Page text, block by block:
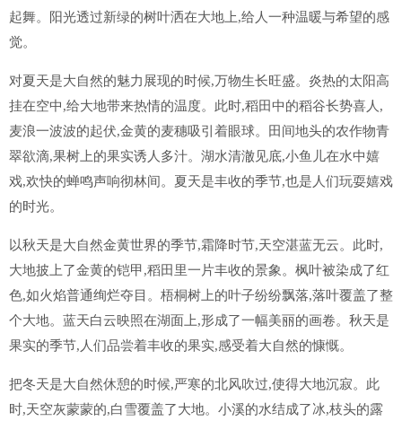
起舞。阳光透过新绿的树叶洒在大地上,给人一种温暖与希望的感
觉。
对夏天是大自然的魅力展现的时候,万物生长旺盛。炎热的太阳高
挂在空中,给大地带来热情的温度。此时,稻田中的稻谷长势喜人,
麦浪一波波的起伏,金黄的麦穗吸引着眼球。田间地头的农作物青
翠欲滴,果树上的果实诱人多汁。湖水清澈见底,小鱼儿在水中嬉
戏,欢快的蝉鸣声响彻林间。夏天是丰收的季节,也是人们玩耍嬉戏
的时光。
以秋天是大自然金黄世界的季节,霜降时节,天空湛蓝无云。此时,
大地披上了金黄的铠甲,稻田里一片丰收的景象。枫叶被染成了红
色,如火焰普通绚烂夺目。梧桐树上的叶子纷纷飘落,落叶覆盖了整
个大地。蓝天白云映照在湖面上,形成了一幅美丽的画卷。秋天是
果实的季节,人们品尝着丰收的果实,感受着大自然的慷慨。
把冬天是大自然休憩的时候,严寒的北风吹过,使得大地沉寂。此
时,天空灰蒙蒙的,白雪覆盖了大地。小溪的水结成了冰,枝头的露